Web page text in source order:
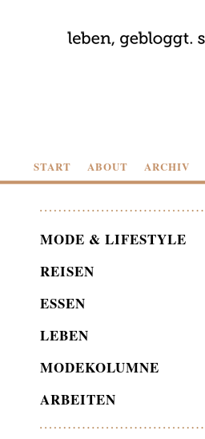
START ABOUT ARCHIV
MODE & LIFESTYLE
REISEN
ESSEN
LEBEN
MODEKOLUMNE
ARBEITEN